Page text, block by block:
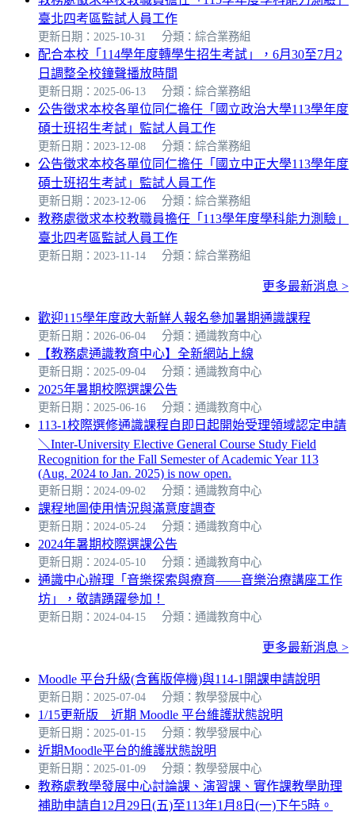
臺北四考區監試人員工作
更新日期：2025-10-31 分類：綜合業務組
配合本校「114學年度轉學生招生考試」，6月30至7月2
日調整全校鐘聲播放時間
更新日期：2025-06-13 分類：綜合業務組
公告徵求本校各單位同仁擔任「國立政治大學113學年度
碩士班招生考試」監試人員工作
更新日期：2023-12-08 分類：綜合業務組
公告徵求本校各單位同仁擔任「國立中正大學113學年度
碩士班招生考試」監試人員工作
更新日期：2023-12-06 分類：綜合業務組
教務處徵求本校教職員擔任「113學年度學科能力測驗」
臺北四考區監試人員工作
更新日期：2023-11-14 分類：綜合業務組
更多最新消息 >
歡迎115學年度政大新鮮人報名參加暑期通識課程
更新日期：2026-06-04 分類：通識教育中心
【教務處通識教育中心】全新網站上線
更新日期：2025-09-04 分類：通識教育中心
2025年暑期校際選課公告
更新日期：2025-06-16 分類：通識教育中心
113-1校際選修通識課程自即日起開始受理領域認定申請
＼Inter-University Elective General Course Study Field
Recognition for the Fall Semester of Academic Year 113
(Aug. 2024 to Jan. 2025) is now open.
更新日期：2024-09-02 分類：通識教育中心
課程地圖使用情況與滿意度調查
更新日期：2024-05-24 分類：通識教育中心
2024年暑期校際選課公告
更新日期：2024-05-10 分類：通識教育中心
通識中心辦理「音樂探索與療育——音樂治療講座工作
坊」，敬請踴躍參加！
更新日期：2024-04-15 分類：通識教育中心
更多最新消息 >
Moodle 平台升級(含舊版停機)與114-1開課申請說明
更新日期：2025-07-04 分類：教學發展中心
1/15更新版__近期 Moodle 平台維護狀態說明
更新日期：2025-01-15 分類：教學發展中心
近期Moodle平台的維護狀態說明
更新日期：2025-01-09 分類：教學發展中心
教務處教學發展中心討論課、演習課、實作課教學助理
補助申請自12月29日(五)至113年1月8日(一)下午5時。